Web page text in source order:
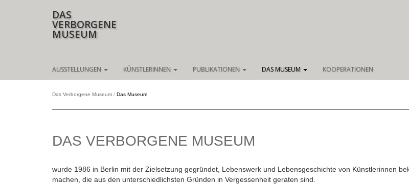
DAS
VERBORGENE
MUSEUM
überspringen
AUSSTELLUNGEN KÜNSTLERINNEN PUBLIKATIONEN DAS MUSEUM KOOPERATIONEN
Das Verborgene Museum Das Museum
DAS VERBORGENE MUSEUM
wurde 1986 in Berlin mit der Zielsetzung gegründet, Lebenswerk und Lebensgeschichte von Künstlerinnen
machen, die aus den unterschiedlichsten Gründen in Vergessenheit geraten sind.